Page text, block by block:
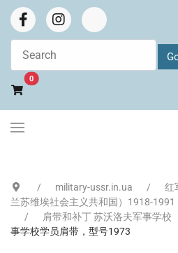
0Go to cart
military-ussr.in.ua
红
兰苏维埃社会主义共和国）1918-1991
肩带和补丁 苏沃洛夫军事学校
事学校学员肩带，型号1973